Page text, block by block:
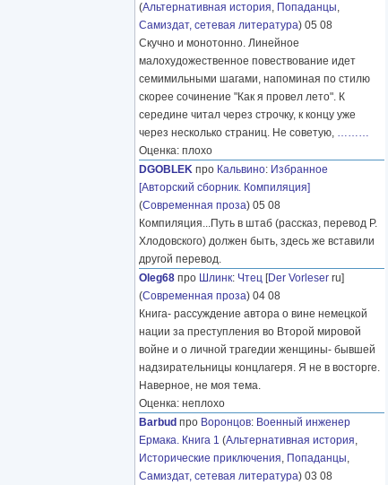
(Альтернативная история, Попаданцы,
Самиздат, сетевая литература) 05 08
Скучно и монотонно. Линейное
малохудожественное повествование идет
семимильными шагами, напоминая по стилю
скорее сочинение "Как я провел лето". К
середине читал через строчку, к концу уже
через несколько страниц. Не советую, ………
Оценка: плохо
DGOBLEK про Кальвино: Избранное
[Авторский сборник. Компиляция]
(Современная проза) 05 08
Компиляция...Путь в штаб (рассказ, перевод Р.
Хлодовского) должен быть, здесь же вставили
другой перевод.
Oleg68 про Шлинк: Чтец [Der Vorleser ru]
(Современная проза) 04 08
Книга- рассуждение автора о вине немецкой
нации за преступления во Второй мировой
войне и о личной трагедии женщины- бывшей
надзирательницы концлагеря. Я не в восторге.
Наверное, не моя тема.
Оценка: неплохо
Barbud про Воронцов: Военный инженер
Ермака. Книга 1 (Альтернативная история,
Исторические приключения, Попаданцы,
Самиздат, сетевая литература) 03 08